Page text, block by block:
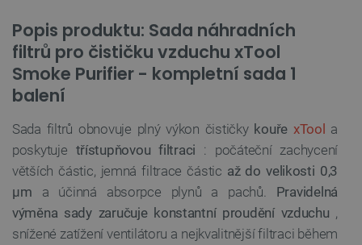
Popis produktu: Sada náhradních
filtrů pro čističku vzduchu xTool
Smoke Purifier - kompletní sada 1
balení
Sada filtrů obnovuje plný výkon čističky kouře xTool a
poskytuje třístupňovou filtraci : počáteční zachycení
větších částic, jemná filtrace částic až do velikosti 0,3
µm a účinná absorpce plynů a pachů. Pravidelná
výměna sady zaručuje konstantní proudění vzduchu ,
snížené zatížení ventilátoru a nejkvalitnější filtraci během